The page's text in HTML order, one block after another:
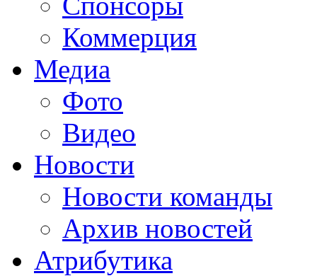
Коммерция
Медиа
Фото
Видео
Новости
Новости команды
Архив новостей
Атрибутика